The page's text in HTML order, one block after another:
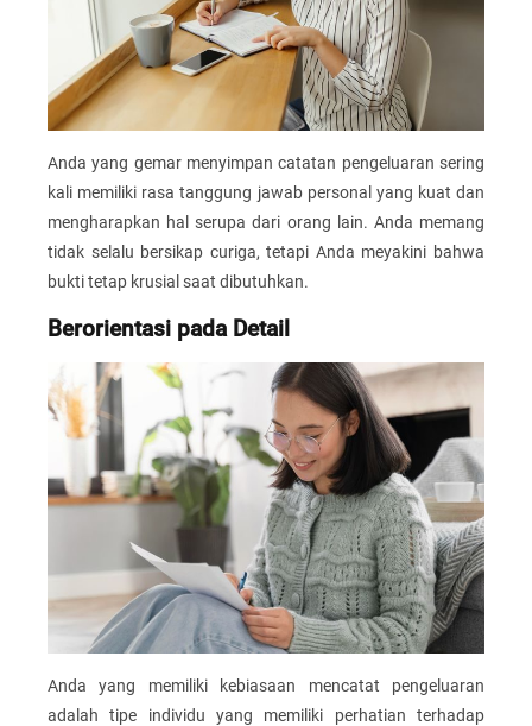
Anda yang gemar menyimpan catatan pengeluaran sering
kali memiliki rasa tanggung jawab personal yang kuat dan
mengharapkan hal serupa dari orang lain. Anda memang
tidak selalu bersikap curiga, tetapi Anda meyakini bahwa
bukti tetap krusial saat dibutuhkan.
Berorientasi pada Detail
Anda yang memiliki kebiasaan mencatat pengeluaran
adalah tipe individu yang memiliki perhatian terhadap